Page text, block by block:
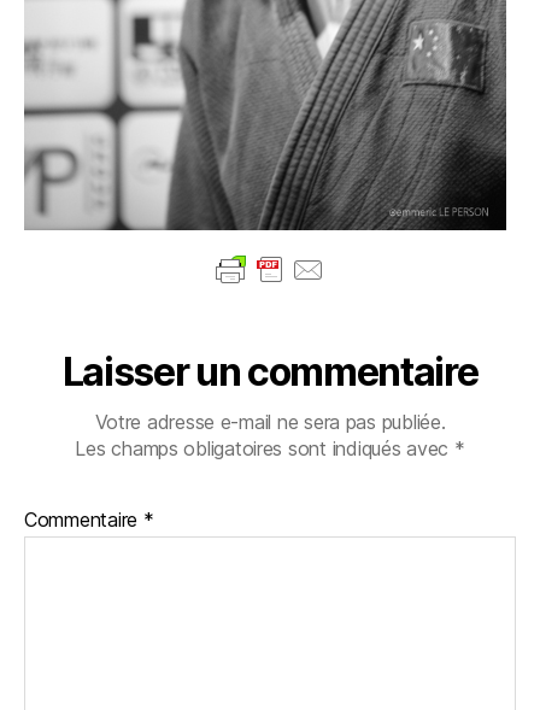
Laisser un commentaire
Votre adresse e-mail ne sera pas publiée.
Les champs obligatoires sont indiqués avec *
Commentaire *